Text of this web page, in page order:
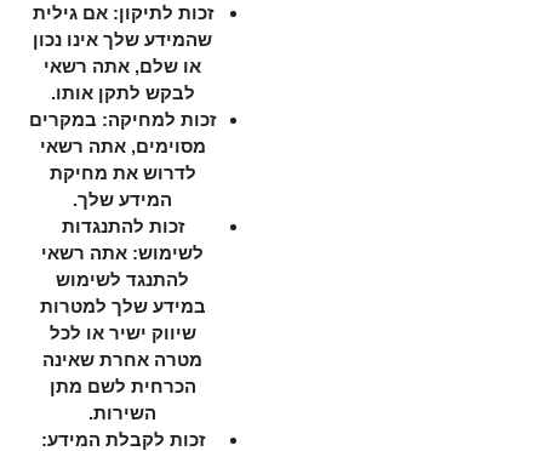
זכות לתיקון: אם גילית
שהמידע שלך אינו נכון
או שלם, אתה רשאי
לבקש לתקן אותו.
זכות למחיקה: במקרים
מסוימים, אתה רשאי
לדרוש את מחיקת
המידע שלך.
זכות להתנגדות
לשימוש: אתה רשאי
להתנגד לשימוש
במידע שלך למטרות
שיווק ישיר או לכל
מטרה אחרת שאינה
הכרחית לשם מתן
השירות.
זכות לקבלת המידע: